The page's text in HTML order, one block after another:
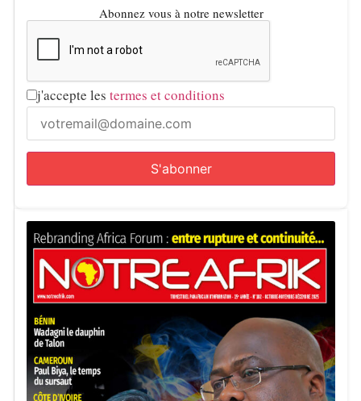
Abonnez vous à notre newsletter
j'accepte les termes et conditions